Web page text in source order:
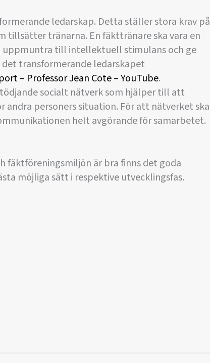
ledarskap. Detta ställer stora krav på
tillsätter tränarna. En fäkttränare ska vara en
uppmuntra till intellektuell stimulans och ge
transformerande ledarskapet
– Professor Jean Cote – YouTube.
socialt nätverk som hjälper till att
personers situation. För att nätverket ska
helt avgörande för samarbetet.
fäktföreningsmiljön är bra finns det goda
möjliga sätt i respektive utvecklingsfas.